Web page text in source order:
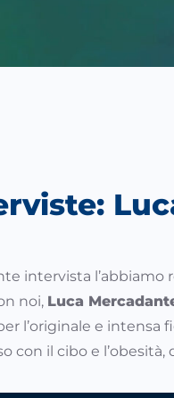
intervista l’abbiamo
noi, Luca
l’originale e intensa
con il cibo e